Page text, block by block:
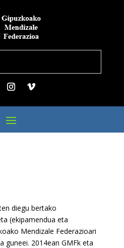
diegu bertako
(ekipamendua eta
Mendizale Federazioari
guneei. 2014ean GMFk eta